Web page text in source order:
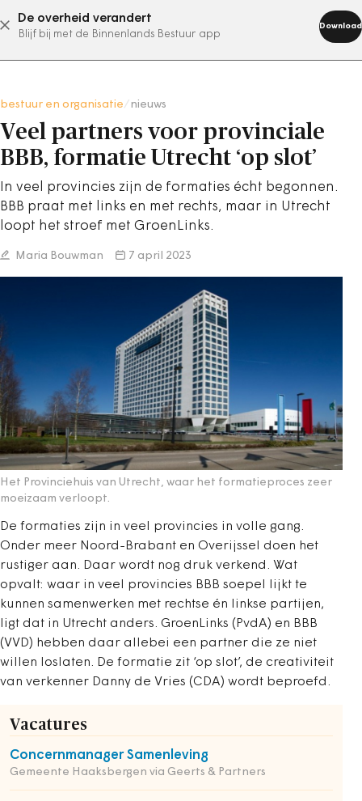
De overheid verandert
Blijf bij met de Binnenlands Bestuur app
Download
abonneer nu
bestuur en organisatie nieuws
Veel partners voor provinciale
BBB, formatie Utrecht ‘op slot’
In veel provincies zijn de formaties écht begonnen.
BBB praat met links en met rechts, maar in Utrecht
loopt het stroef met GroenLinks.
Maria Bouwman 7 april 2023
Het Provinciehuis van Utrecht, waar het formatieproces zeer
moeizaam verloopt.
De formaties zijn in veel provincies in volle gang.
Onder meer Noord-Brabant en Overijssel doen het
rustiger aan. Daar wordt nog druk verkend. Wat
opvalt: waar in veel provincies BBB soepel lijkt te
kunnen samenwerken met rechtse én linkse partijen,
ligt dat in Utrecht anders. GroenLinks (PvdA) en BBB
(VVD) hebben daar allebei een partner die ze niet
willen loslaten. De formatie zit ‘op slot’, de creativiteit
van verkenner Danny de Vries (CDA) wordt beproefd.
Vacatures
Concernmanager Samenleving
Gemeente Haaksbergen via Geerts & Partners